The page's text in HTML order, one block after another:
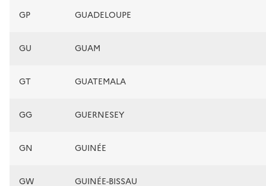
GP GUADELOUPE
GU GUAM
GT GUATEMALA
GG GUERNESEY
GN GUINÉE
GW GUINÉE-BISSAU